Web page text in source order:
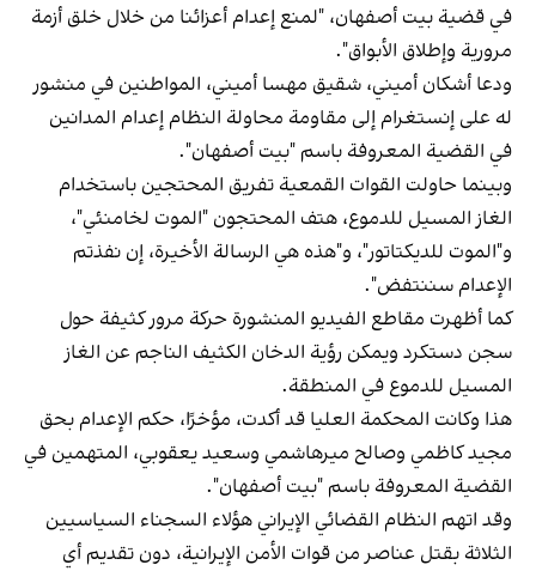
في قضية بيت أصفهان، "لمنع إعدام أعزائنا من خلال خلق أزمة
مرورية وإطلاق الأبواق".
ودعا أشكان أميني، شقيق مهسا أميني، المواطنين في منشور
له على إنستغرام إلى مقاومة محاولة النظام إعدام المدانين
في القضية المعروفة باسم "بيت أصفهان".
وبينما حاولت القوات القمعية تفريق المحتجين باستخدام
الغاز المسيل للدموع، هتف المحتجون "الموت لخامنئي"،
و"الموت للديكتاتور"، و"هذه هي الرسالة الأخيرة، إن نفذتم
الإعدام سننتفض".
كما أظهرت مقاطع الفيديو المنشورة حركة مرور كثيفة حول
سجن دستكرد ويمكن رؤية الدخان الكثيف الناجم عن الغاز
المسيل للدموع في المنطقة.
هذا وكانت المحكمة العليا قد أكدت، مؤخرًا، حكم الإعدام بحق
مجيد كاظمي وصالح ميرهاشمي وسعيد يعقوبي، المتهمين في
القضية المعروفة باسم "بيت أصفهان".
وقد اتهم النظام القضائي الإيراني هؤلاء السجناء السياسيين
الثلاثة بقتل عناصر من قوات الأمن الإيرانية، دون تقديم أي